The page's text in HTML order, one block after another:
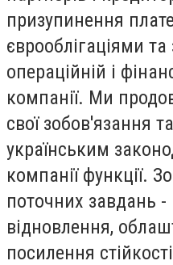
призупинення
єврооблігаціями
операційній і
компанії. Ми
свої зобов'язання
українським
компанії функції.
поточних завдань
відновлення,
посилення